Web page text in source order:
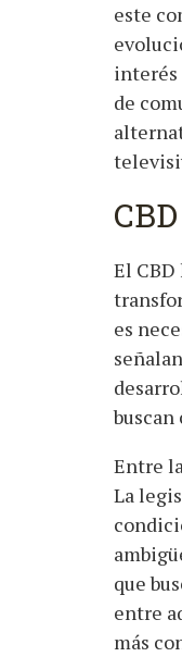
este
interés
de
El
es
Entre
La
que
entre
más